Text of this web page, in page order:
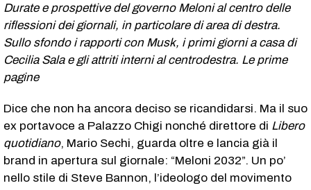
Durate e prospettive del governo Meloni al centro delle
riflessioni dei giornali, in particolare di area di destra.
Sullo sfondo i rapporti con Musk, i primi giorni a casa di
Cecilia Sala e gli attriti interni al centrodestra. Le prime
pagine
Dice che non ha ancora deciso se ricandidarsi. Ma il suo
ex portavoce a Palazzo Chigi nonché direttore di Libero
quotidiano, Mario Sechi, guarda oltre e lancia già il
brand in apertura sul giornale: “Meloni 2032”. Un po’
nello stile di Steve Bannon, l’ideologo del movimento